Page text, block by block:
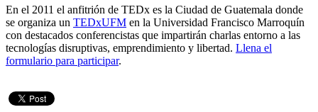
En el 2011 el anfitrión de TEDx es la Ciudad de Guatemala donde
se organiza un TEDxUFM en la Universidad Francisco Marroquín
con destacados conferencistas que impartirán charlas entorno a las
tecnologías disruptivas, emprendimiento y libertad. Llena el
formulario para participar.